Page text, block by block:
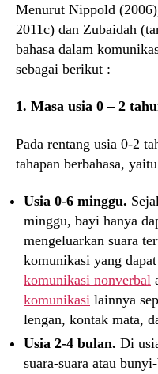
Menurut Nippold
2011c) dan Zubaidah
bahasa dalam
sebagai berikut :
1. Masa usia 0 – 2
Pada rentang usia 0-2
tahapan berbahasa,
Usia 0-6 minggu.
minggu, bayi hanya
mengeluarkan suara
komunikasi yang
komunikasi nonverbal
komunikasi lainnya
lengan, kontak mata,
Usia 2-4 bulan. Di
suara-suara atau